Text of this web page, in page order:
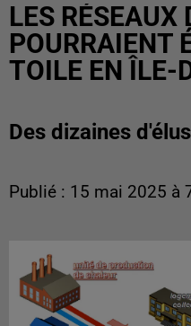
LES RÉSEAUX
POURRAIENT
TOILE EN ÎLE-
Des dizaines
Publié : 15 mai 2025 à